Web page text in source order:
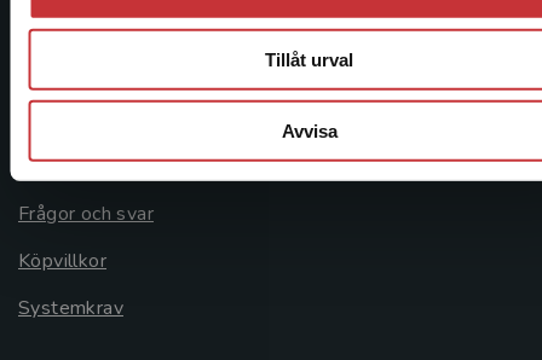
Tillåt urval
Avvisa
046-31 21 00
Frågor och svar
Köpvillkor
Systemkrav